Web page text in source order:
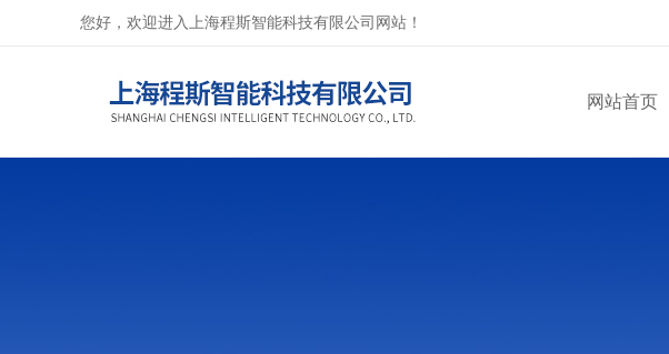
您好，欢迎进入上海程斯智能科技有限公司网站！
网站首页